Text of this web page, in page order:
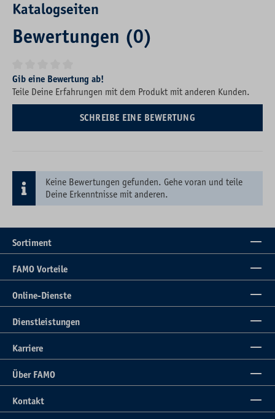
Katalogseiten
Bewertungen (0)
Durchschnittliche Bewertung von 0 von 5 Sternen
Gib eine Bewertung ab!
Teile Deine Erfahrungen mit dem Produkt mit anderen Kunden.
SCHREIBE EINE BEWERTUNG
Keine Bewertungen gefunden. Gehe voran und teile
Deine Erkenntnisse mit anderen.
Sortiment
FAMO Vorteile
Online-Dienste
Dienstleistungen
Karriere
Über FAMO
Kontakt